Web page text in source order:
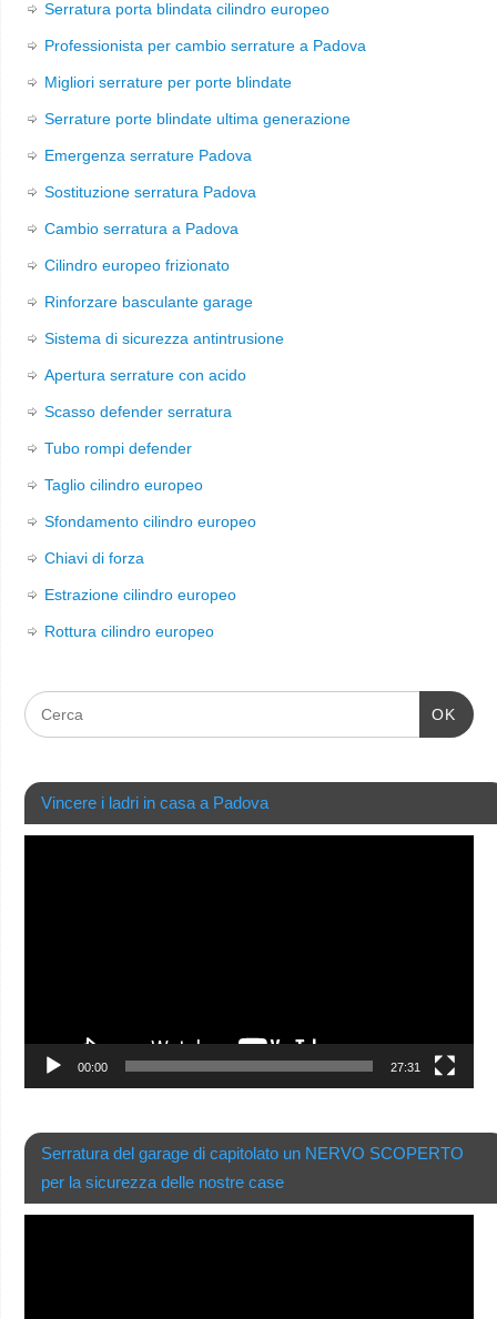
Serratura porta blindata cilindro europeo
Professionista per cambio serrature a Padova
Migliori serrature per porte blindate
Serrature porte blindate ultima generazione
Emergenza serrature Padova
Sostituzione serratura Padova
Cambio serratura a Padova
Cilindro europeo frizionato
Rinforzare basculante garage
Sistema di sicurezza antintrusione
Apertura serrature con acido
Scasso defender serratura
Tubo rompi defender
Taglio cilindro europeo
Sfondamento cilindro europeo
Chiavi di forza
Estrazione cilindro europeo
Rottura cilindro europeo
OK
Vincere i ladri in casa a Padova
00:00 27:31
Serratura del garage di capitolato un NERVO SCOPERTO
per la sicurezza delle nostre case